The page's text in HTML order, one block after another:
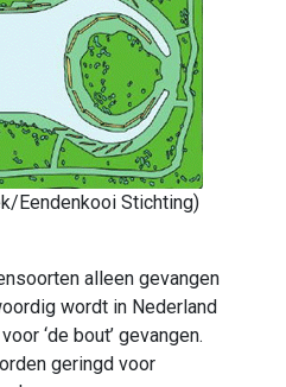
Eendenkooi Stichting)
alleen gevangen
wordt in Nederland
‘de bout’ gevangen.
geringd voor